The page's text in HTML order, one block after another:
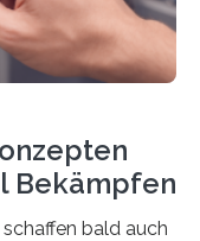
Bekämpfen
bald auch